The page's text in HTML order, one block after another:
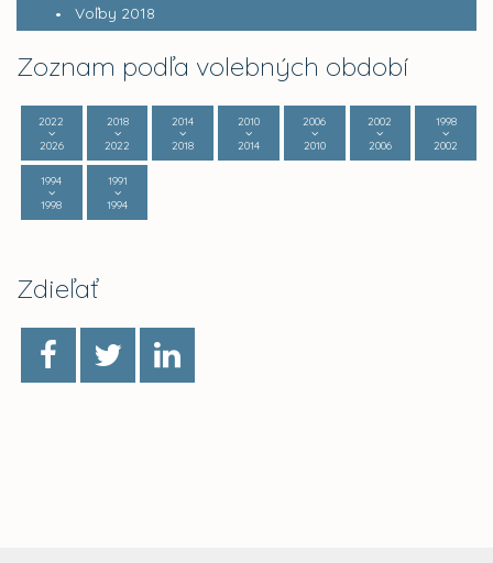
Voľby 2018
Zoznam podľa volebných období
2022
2026
2018
2022
2014
2018
2010
2014
2006
2010
2002
2006
1998
2002
1994
1998
1991
1994
Zdieľať